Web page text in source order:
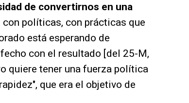
de convertirnos en una
con políticas, con prácticas que
está esperando de
con el resultado [del 25-M,
quiere tener una fuerza política
que era el objetivo de